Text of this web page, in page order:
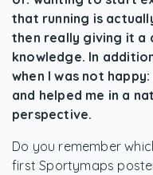
that running is
then really giving it a
knowledge. In
when I was not
and helped me in a
perspective.
Do you remember
first Sportymaps